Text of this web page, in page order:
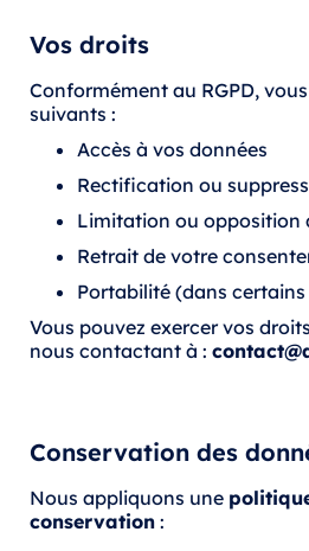
Vos droits
Conformément au RGPD,
suivants :
Accès à vos données
Rectification ou
Limitation ou opposition
Retrait de votre
Portabilité (dans
Vous pouvez exercer vos
nous contactant à :
Conservation des
Nous appliquons une
conservation :